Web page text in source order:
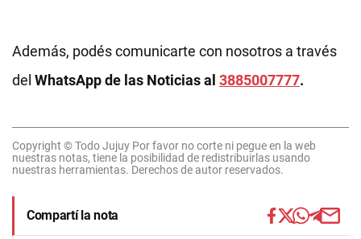
Además, podés comunicarte con nosotros a través
del WhatsApp de las Noticias al 3885007777.
Copyright © Todo Jujuy Por favor no corte ni pegue en la web
nuestras notas, tiene la posibilidad de redistribuirlas usando
nuestras herramientas. Derechos de autor reservados.
Compartí la nota